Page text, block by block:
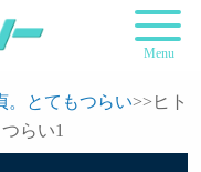
Menu
。とてもつらい>>ヒト
らい1